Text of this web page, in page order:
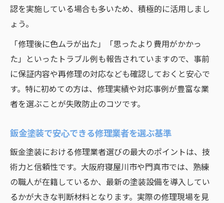
認を実施している場合も多いため、積極的に活用しまし
ょう。
「修理後に色ムラが出た」「思ったより費用がかかっ
た」といったトラブル例も報告されていますので、事前
に保証内容や再修理の対応なども確認しておくと安心で
す。特に初めての方は、修理実績や対応事例が豊富な業
者を選ぶことが失敗防止のコツです。
鈑金塗装で安心できる修理業者を選ぶ基準
鈑金塗装における修理業者選びの最大のポイントは、技
術力と信頼性です。大阪府寝屋川市や門真市では、熟練
の職人が在籍しているか、最新の塗装設備を導入してい
るかが大きな判断材料となります。実際の修理現場を見